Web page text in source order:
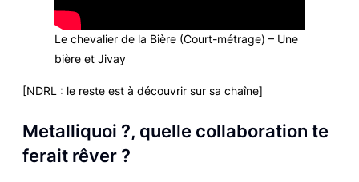
Le chevalier de la Bière (Court-métrage) – Une
bière et Jivay
[NDRL : le reste est à découvrir sur sa chaîne]
Metalliquoi ?, quelle collaboration te
ferait rêver ?